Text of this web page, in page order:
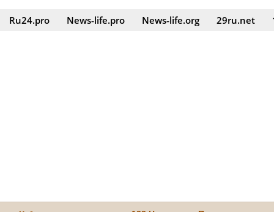
Ru24.pro News‑life.pro News‑life.org 29ru.net